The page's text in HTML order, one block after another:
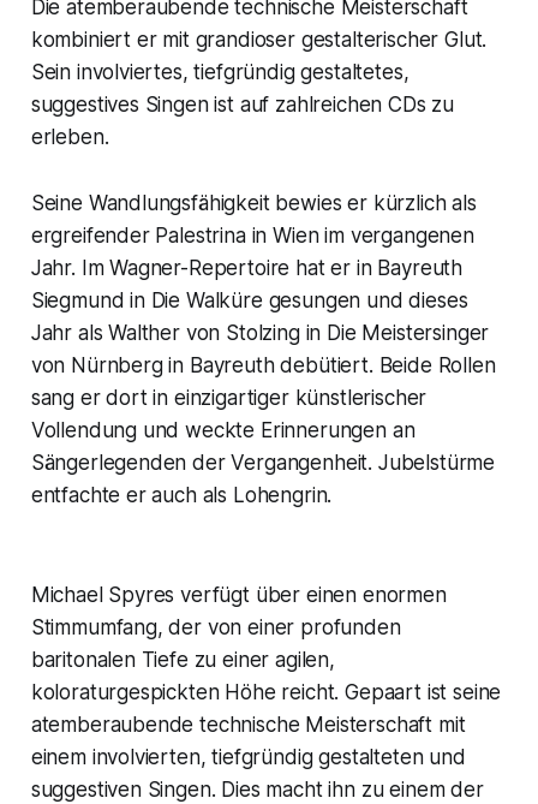
Die atemberaubende technische Meisterschaft
kombiniert er mit grandioser gestalterischer Glut.
Sein involviertes, tiefgründig gestaltetes,
suggestives Singen ist auf zahlreichen CDs zu
erleben.
Seine Wandlungsfähigkeit bewies er kürzlich als
ergreifender Palestrina in Wien im vergangenen
Jahr. Im Wagner-Repertoire hat er in Bayreuth
Siegmund in Die Walküre gesungen und dieses
Jahr als Walther von Stolzing in Die Meistersinger
von Nürnberg in Bayreuth debütiert. Beide Rollen
sang er dort in einzigartiger künstlerischer
Vollendung und weckte Erinnerungen an
Sängerlegenden der Vergangenheit. Jubelstürme
entfachte er auch als Lohengrin.
Michael Spyres verfügt über einen enormen
Stimmumfang, der von einer profunden
baritonalen Tiefe zu einer agilen,
koloraturgespickten Höhe reicht. Gepaart ist seine
atemberaubende technische Meisterschaft mit
einem involvierten, tiefgründig gestalteten und
suggestiven Singen. Dies macht ihn zu einem der